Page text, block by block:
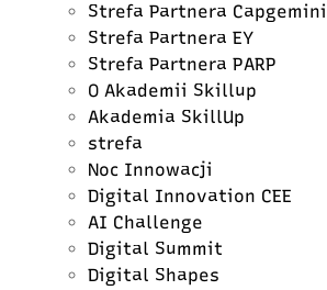
Strefa Partnera Capgemini
Strefa Partnera EY
Strefa Partnera PARP
O Akademii Skillup
Akademia SkillUp
strefa
Noc Innowacji
Digital Innovation CEE
AI Challenge
Digital Summit
Digital Shapes